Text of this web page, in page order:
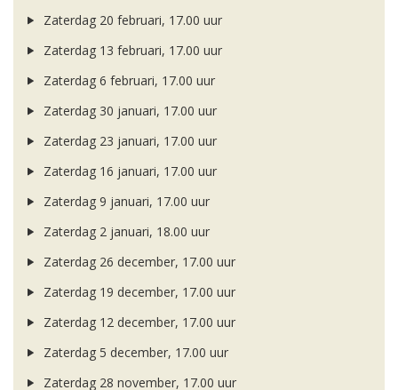
Zaterdag 20 februari, 17.00 uur
Zaterdag 13 februari, 17.00 uur
Zaterdag 6 februari, 17.00 uur
Zaterdag 30 januari, 17.00 uur
Zaterdag 23 januari, 17.00 uur
Zaterdag 16 januari, 17.00 uur
Zaterdag 9 januari, 17.00 uur
Zaterdag 2 januari, 18.00 uur
Zaterdag 26 december, 17.00 uur
Zaterdag 19 december, 17.00 uur
Zaterdag 12 december, 17.00 uur
Zaterdag 5 december, 17.00 uur
Zaterdag 28 november, 17.00 uur